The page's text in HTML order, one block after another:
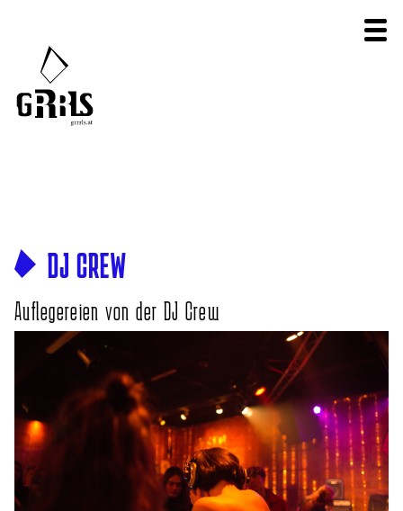
DJ CREW
Auflegereien von der DJ Crew